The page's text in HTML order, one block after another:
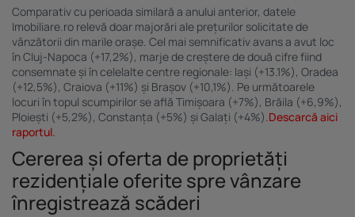
Comparativ cu perioada similară a anului anterior, datele
Imobiliare.ro relevă doar majorări ale prețurilor solicitate de
vânzătorii din marile orașe. Cel mai semnificativ avans a avut loc
în Cluj-Napoca (+17,2%), marje de creștere de două cifre fiind
consemnate și în celelalte centre regionale: Iași (+13.1%), Oradea
(+12,5%), Craiova (+11%) și Brașov (+10,1%). Pe următoarele
locuri în topul scumpirilor se află Timișoara (+7%), Brăila (+6,9%),
Ploiești (+5,2%), Constanța (+5%) și Galați (+4%).Descarcă aici
raportul.
Cererea și oferta de proprietăți
rezidențiale oferite spre vânzare
înregistrează scăderi